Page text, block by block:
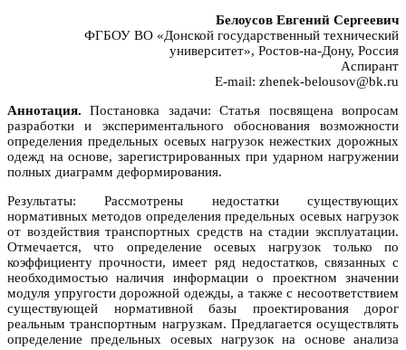
Белоусов Евгений Сергеевич
ФГБОУ ВО «Донской государственный технический
университет», Ростов-на-Дону, Россия
Аспирант
E-mail: zhenek-belousov@bk.ru
Аннотация. Постановка задачи: Статья посвящена вопросам
разработки и экспериментального обоснования возможности
определения предельных осевых нагрузок нежестких дорожных
одежд на основе, зарегистрированных при ударном нагружении
полных диаграмм деформирования.
Результаты: Рассмотрены недостатки существующих
нормативных методов определения предельных осевых нагрузок
от воздействия транспортных средств на стадии эксплуатации.
Отмечается, что определение осевых нагрузок только по
коэффициенту прочности, имеет ряд недостатков, связанных с
необходимостью наличия информации о проектном значении
модуля упругости дорожной одежды, а также с несоответствием
существующей нормативной базы проектирования дорог
реальным транспортным нагрузкам. Предлагается осуществлять
определение предельных осевых нагрузок на основе анализа